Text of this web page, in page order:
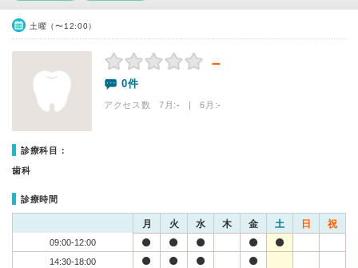
土曜（〜12:00）
－
0件
アクセス数 7月:- | 6月:-
診療科目：
歯科
診療時間
月 火 水 木 金 土 日 祝
09:00-12:00
14:30-18:00